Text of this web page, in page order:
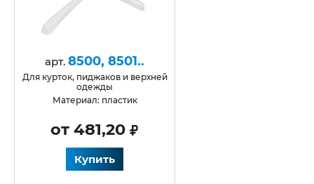
арт. 8500, 8501..
для курток, пиджаков и верхней
одежды
Материал: пластик
от 481,20
Купить